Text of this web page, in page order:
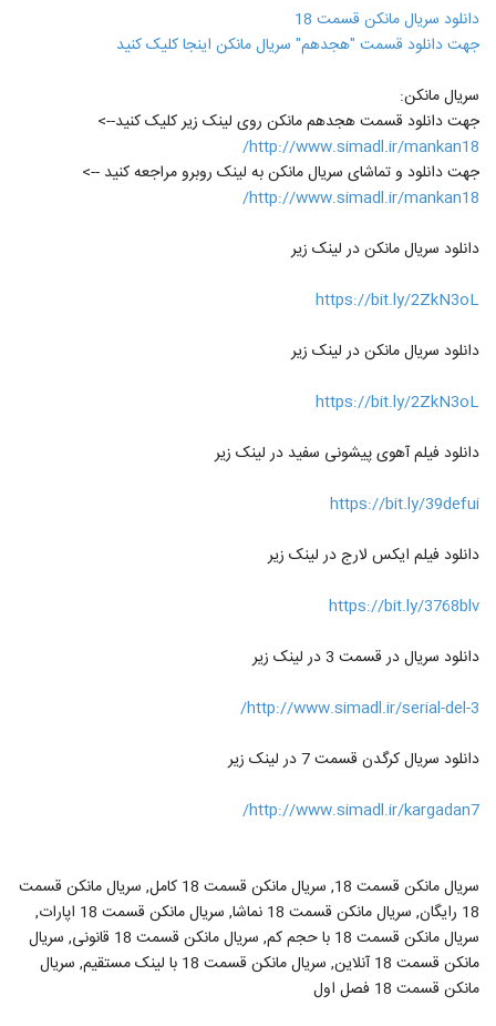
دانلود سریال مانکن قسمت 18
جهت دانلود قسمت "هجدهم" سریال مانکن اینجا کلیک کنید
سریال مانکن:
جهت دانلود قسمت هجدهم مانکن روی لینک زیر کلیک کنید-->
http://www.simadl.ir/mankan18/
جهت دانلود و تماشای سریال مانکن به لینک روبرو مراجعه کنید -->
http://www.simadl.ir/mankan18/
دانلود سریال مانکن در لینک زیر
https://bit.ly/2ZkN3oL
دانلود سریال مانکن در لینک زیر
https://bit.ly/2ZkN3oL
دانلود فیلم آهوی پیشونی سفید در لینک زیر
https://bit.ly/39defui
دانلود فیلم ایکس لارج در لینک زیر
https://bit.ly/3768blv
دانلود سریال در قسمت 3 در لینک زیر
http://www.simadl.ir/serial-del-3/
دانلود سریال کرگدن قسمت 7 در لینک زیر
http://www.simadl.ir/kargadan7/
سریال مانکن قسمت 18, سریال مانکن قسمت 18 کامل, سریال مانکن قسمت
18 رایگان, سریال مانکن قسمت 18 نماشا, سریال مانکن قسمت 18 اپارات,
سریال مانکن قسمت 18 با حجم کم, سریال مانکن قسمت 18 قانونی, سریال
مانکن قسمت 18 آنلاین, سریال مانکن قسمت 18 با لینک مستقیم, سریال
مانکن قسمت 18 فصل اول